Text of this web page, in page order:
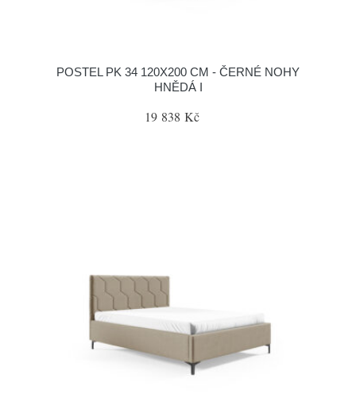
POSTEL PK 34 120X200 CM - ČERNÉ NOHY
HNĚDÁ I
19 838 Kč